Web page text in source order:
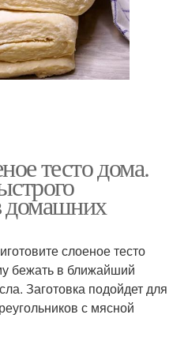
тесто дома.
домашних
слоеное тесто
бежать в ближайший
Заготовка подойдет для
с мясной